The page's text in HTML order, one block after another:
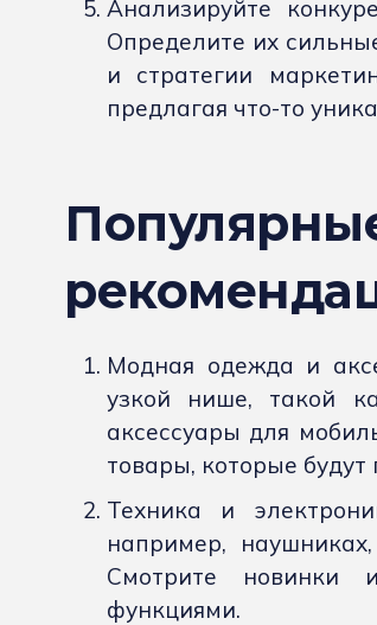
Анализируйте
Определите их
и стратегии
предлагая что-то
Модная одежда и
узкой нише, такой
аксессуары для
товары, которые
Техника и
например,
Смотрите новинки
функциями.